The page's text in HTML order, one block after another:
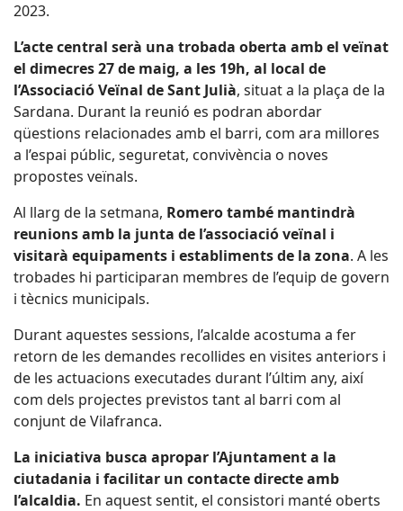
2023.
L’acte central serà una trobada oberta amb el veïnat
el dimecres 27 de maig, a les 19h, al local de
l’Associació Veïnal de Sant Julià, situat a la plaça de la
Sardana. Durant la reunió es podran abordar
qüestions relacionades amb el barri, com ara millores
a l’espai públic, seguretat, convivència o noves
propostes veïnals.
Al llarg de la setmana, Romero també mantindrà
reunions amb la junta de l’associació veïnal i
visitarà equipaments i establiments de la zona. A les
trobades hi participaran membres de l’equip de govern
i tècnics municipals.
Durant aquestes sessions, l’alcalde acostuma a fer
retorn de les demandes recollides en visites anteriors i
de les actuacions executades durant l’últim any, així
com dels projectes previstos tant al barri com al
conjunt de Vilafranca.
La iniciativa busca apropar l’Ajuntament a la
ciutadania i facilitar un contacte directe amb
l’alcaldia. En aquest sentit, el consistori manté oberts